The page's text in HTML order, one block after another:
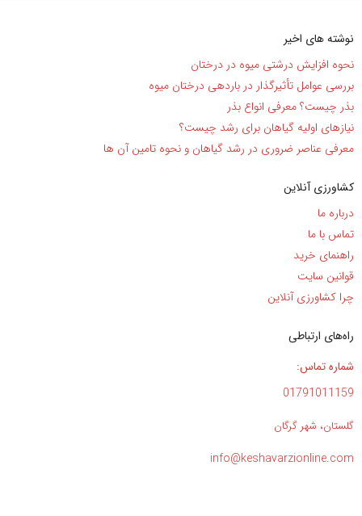
نوشته های اخیر
نحوه افزایش درشتی میوه در درختان
بررسی عوامل تأثیرگذار در باردهی درختان میوه
بذر چیست؟ معرفی انواع بذر
نیاز‌های اولیه گیاهان برای رشد چیست؟
معرفی عناصر ضروری در رشد گیاهان و نحوه تامین آن ها
کشاورزی آنلاین
درباره ما
تماس با ما
راهنمای خرید
قوانین سایت
چرا کشاورزی آنلاین
راه‌های ارتباطی
شماره تماس:
01791011159
گلستان، شهر گرگان
info@keshavarzionline.com